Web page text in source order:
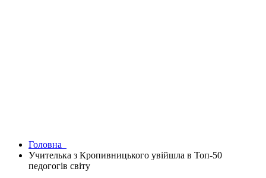
Головна
Учителька з Кропивницького увійшла в Топ-50
педогогів світу